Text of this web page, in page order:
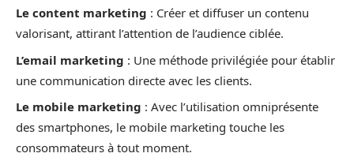
Le content marketing : Créer et diffuser un contenu
valorisant, attirant l’attention de l’audience ciblée.
L’email marketing : Une méthode privilégiée pour établir
une communication directe avec les clients.
Le mobile marketing : Avec l’utilisation omniprésente
des smartphones, le mobile marketing touche les
consommateurs à tout moment.